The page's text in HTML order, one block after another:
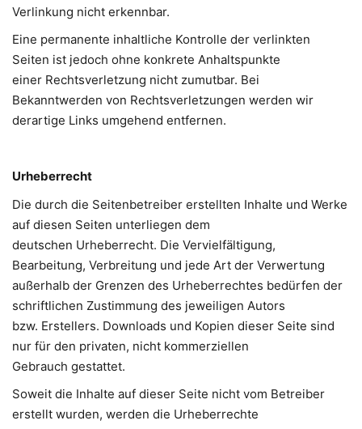
Verlinkung nicht erkennbar.
Eine permanente inhaltliche Kontrolle der verlinkten
Seiten ist jedoch ohne konkrete Anhaltspunkte
einer Rechtsverletzung nicht zumutbar. Bei
Bekanntwerden von Rechtsverletzungen werden wir
derartige Links umgehend entfernen.
Urheberrecht
Die durch die Seitenbetreiber erstellten Inhalte und Werke
auf diesen Seiten unterliegen dem
deutschen Urheberrecht. Die Vervielfältigung,
Bearbeitung, Verbreitung und jede Art der Verwertung
außerhalb der Grenzen des Urheberrechtes bedürfen der
schriftlichen Zustimmung des jeweiligen Autors
bzw. Erstellers. Downloads und Kopien dieser Seite sind
nur für den privaten, nicht kommerziellen
Gebrauch gestattet.
Soweit die Inhalte auf dieser Seite nicht vom Betreiber
erstellt wurden, werden die Urheberrechte